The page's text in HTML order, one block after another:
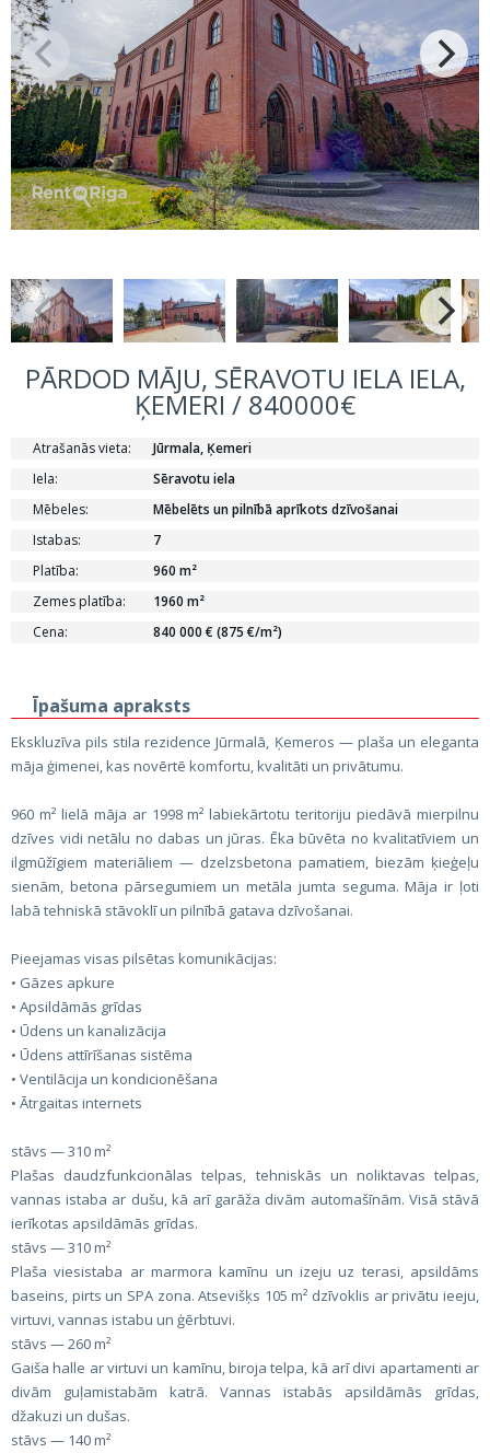
PĀRDOD MĀJU, SĒRAVOTU IELA IELA,
ĶEMERI / 840000€
Atrašanās vieta:
Jūrmala, Ķemeri
Iela:
Sēravotu iela
Mēbeles:
Mēbelēts un pilnībā aprīkots dzīvošanai
Istabas:
7
Platība:
960 m²
Zemes platība:
1960 m²
Cena:
840 000 € (875 €/m²)
Īpašuma apraksts
Ekskluzīva pils stila rezidence Jūrmalā, Ķemeros — plaša un eleganta
māja ģimenei, kas novērtē komfortu, kvalitāti un privātumu.
960 m² lielā māja ar 1998 m² labiekārtotu teritoriju piedāvā mierpilnu
dzīves vidi netālu no dabas un jūras. Ēka būvēta no kvalitatīviem un
ilgmūžīgiem materiāliem — dzelzsbetona pamatiem, biezām ķieģeļu
sienām, betona pārsegumiem un metāla jumta seguma. Māja ir ļoti
labā tehniskā stāvoklī un pilnībā gatava dzīvošanai.
Pieejamas visas pilsētas komunikācijas:
• Gāzes apkure
• Apsildāmās grīdas
• Ūdens un kanalizācija
• Ūdens attīrīšanas sistēma
• Ventilācija un kondicionēšana
• Ātrgaitas internets
stāvs — 310 m²
Plašas daudzfunkcionālas telpas, tehniskās un noliktavas telpas,
vannas istaba ar dušu, kā arī garāža divām automašīnām. Visā stāvā
ierīkotas apsildāmās grīdas.
stāvs — 310 m²
Plaša viesistaba ar marmora kamīnu un izeju uz terasi, apsildāms
baseins, pirts un SPA zona. Atsevišķs 105 m² dzīvoklis ar privātu ieeju,
virtuvi, vannas istabu un ģērbtuvi.
stāvs — 260 m²
Gaiša halle ar virtuvi un kamīnu, biroja telpa, kā arī divi apartamenti ar
divām guļamistabām katrā. Vannas istabās apsildāmās grīdas,
džakuzi un dušas.
stāvs — 140 m²